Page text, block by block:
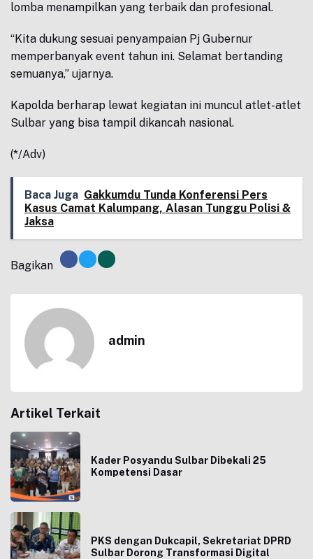
lomba menampilkan yang terbaik dan profesional.
“Kita dukung sesuai penyampaian Pj Gubernur
memperbanyak event tahun ini. Selamat bertanding
semuanya,” ujarnya.
Kapolda berharap lewat kegiatan ini muncul atlet-atlet
Sulbar yang bisa tampil dikancah nasional.
(*/Adv)
Baca Juga Gakkumdu Tunda Konferensi Pers
Kasus Camat Kalumpang, Alasan Tunggu Polisi &
Jaksa
Bagikan
admin
Artikel Terkait
Kader Posyandu Sulbar Dibekali 25
Kompetensi Dasar
PKS dengan Dukcapil, Sekretariat DPRD
Sulbar Dorong Transformasi Digital